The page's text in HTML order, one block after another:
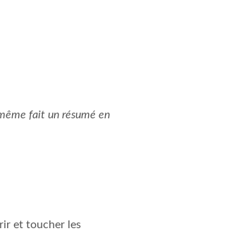
fait un résumé en
et toucher les